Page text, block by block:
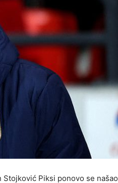
Piksi ponovo se našao